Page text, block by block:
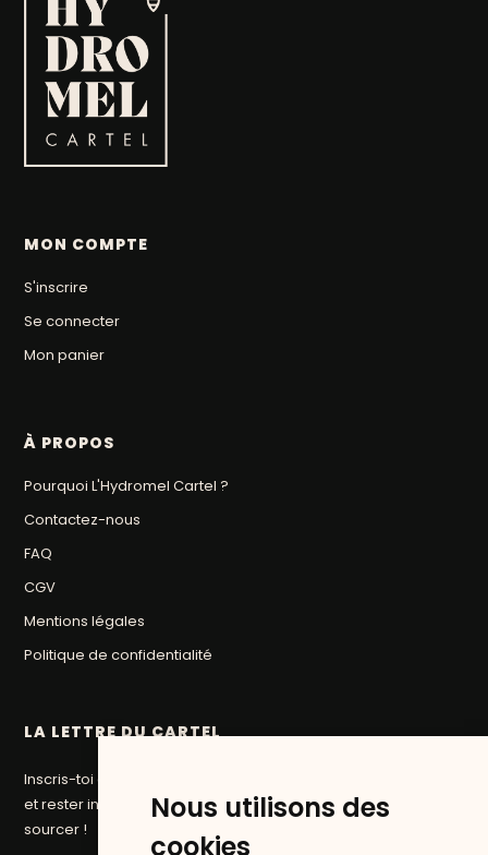
Nous utilisons des
cookies
MON COMPTE
S'inscrire
Se connecter
Mon panier
À PROPOS
Pourquoi L'Hydromel Cartel ?
Contactez-nous
FAQ
CGV
Mentions légales
Politique de confidentialité
LA LETTRE DU CARTEL
Inscris-toi à la newsletter du Cartel pour suivre nos aventures
et rester informé des prochaines pépites que nous allons
sourcer !